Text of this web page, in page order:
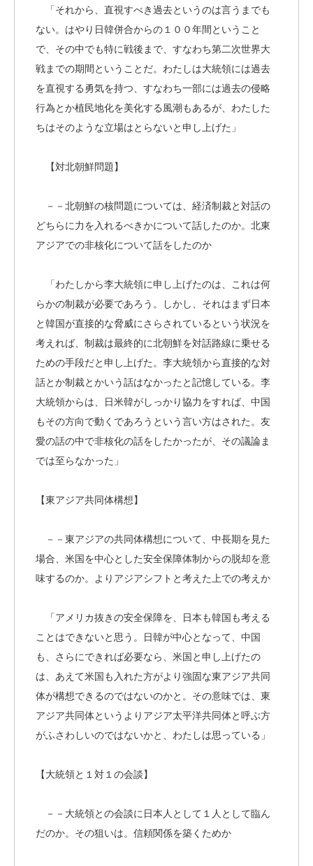
「それから、直視すべき過去というのは言うまでも
ない。はやり日韓併合からの１００年間ということ
で、その中でも特に戦後まで、すなわち第二次世界大
戦までの期間ということだ。わたしは大統領には過去
を直視する勇気を持つ、すなわち一部には過去の侵略
行為とか植民地化を美化する風潮もあるが、わたした
ちはそのような立場はとらないと申し上げた」
【対北朝鮮問題】
－－北朝鮮の核問題については、経済制裁と対話の
どちらに力を入れるべきかについて話したのか。北東
アジアでの非核化について話をしたのか
「わたしから李大統領に申し上げたのは、これは何
らかの制裁が必要であろう。しかし、それはまず日本
と韓国が直接的な脅威にさらされているという状況を
考えれば、制裁は最終的に北朝鮮を対話路線に乗せる
ための手段だと申し上げた。李大統領から直接的な対
話とか制裁とかいう話はなかったと記憶している。李
大統領からは、日米韓がしっかり協力をすれば、中国
もその方向で動くであろうという言い方はされた。友
愛の話の中で非核化の話をしたかったが、その議論ま
では至らなかった」
【東アジア共同体構想】
－－東アジアの共同体構想について、中長期を見た
場合、米国を中心とした安全保障体制からの脱却を意
味するのか。よりアジアシフトと考えた上での考えか
「アメリカ抜きの安全保障を、日本も韓国も考える
ことはできないと思う。日韓が中心となって、中国
も、さらにできれば必要なら、米国と申し上げたの
は、あえて米国も入れた方がより強固な東アジア共同
体が構想できるのではないのかと。その意味では、東
アジア共同体というよりアジア太平洋共同体と呼ぶ方
がふさわしいのではないかと、わたしは思っている」
【大統領と１対１の会談】
－－大統領との会談に日本人として１人として臨ん
だのか。その狙いは。信頼関係を築くためか